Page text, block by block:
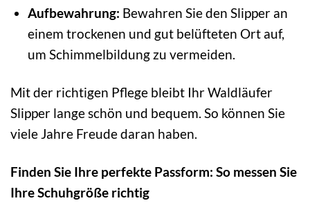
Aufbewahrung: Bewahren Sie den Slipper an
einem trockenen und gut belüfteten Ort auf,
um Schimmelbildung zu vermeiden.
Mit der richtigen Pflege bleibt Ihr Waldläufer
Slipper lange schön und bequem. So können Sie
viele Jahre Freude daran haben.
Finden Sie Ihre perfekte Passform: So messen Sie
Ihre Schuhgröße richtig